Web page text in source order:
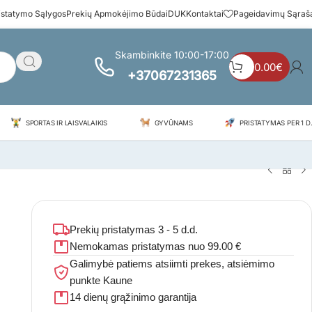
SąlygosPrekių Apmokėjimo BūdaiDUKKontaktai Pageidavimų
Skambinkite 10:00-17:00
+37067231365
0.00€
SPORTAS IR LAISVALAIKIS GYVŪNAMS PRISTATYMAS PER 1
Prekių pristatymas 3 - 5 d.d.
Nemokamas pristatymas nuo 99.00 €
Galimybė patiems atsiimti prekes, atsiėmimo
punkte Kaune
14 dienų grąžinimo garantija